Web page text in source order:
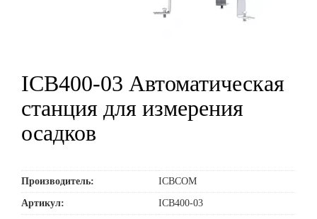
ICB400-03 Автоматическая
станция для измерения
осадков
Производитель: ICBCOM
Артикул: ICB400-03